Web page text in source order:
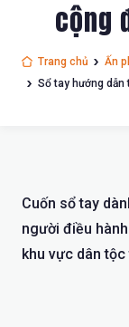
cộng
Trang chủ
Ấn
Sổ tay hướng dẫn
Cuốn sổ tay
người điều
khu vực dân